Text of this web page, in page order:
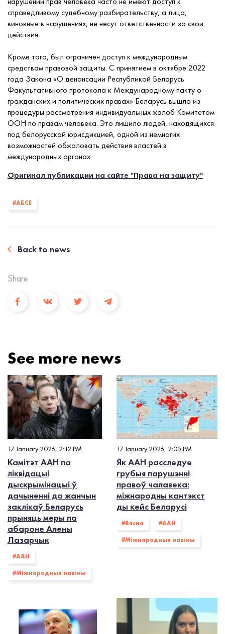
справедливому судебному разбирательству, а лица,
виновные в нарушениях, не несут ответственности за свои
действия.
Кроме того, был ограничен доступ к международным
средствам правовой защиты. С принятием в октябре 2022
года Закона «О денонсации Республикой Беларусь
Факультативного протокола к Международному пакту о
гражданских и политических правах» Беларусь вышла из
процедуры рассмотрения индивидуальных жалоб Комитетом
ООН по правам человека. Это лишило людей, находящихся
под белорусской юрисдикцией, одной из немногих
возможностей обжаловать действия властей в
международных органах.
Оригинал публикации на сайте "Права на защиту"
#АБСЕ
Back to news
Share
See more news
17 January 2026, 2:12 PM
Камітэт ААН па
ліквідацыі
дыскрымінацыі ў
дачыненні да жанчын
заклікаў Беларусь
прыняць меры па
абароне Алены
Лазарчык
#ААН
#Міжнародныя навіны
17 January 2026, 2:05 PM
Як ААН расследуе
грубыя парушэнні
правоў чалавека:
міжнародны кантэкст
ды кейс Беларусі
#Вясна #ААН
#Міжнародныя навіны